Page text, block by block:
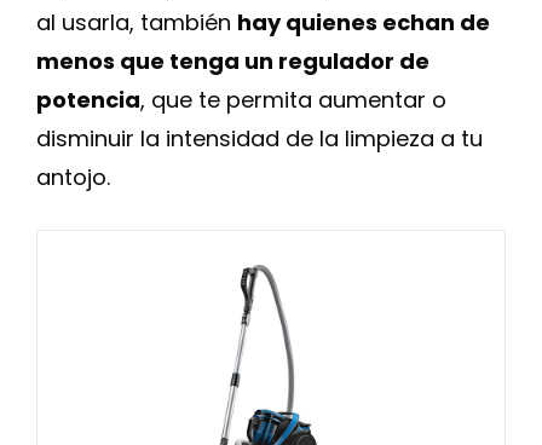
al usarla, también hay quienes echan de
menos que tenga un regulador de
potencia, que te permita aumentar o
disminuir la intensidad de la limpieza a tu
antojo.